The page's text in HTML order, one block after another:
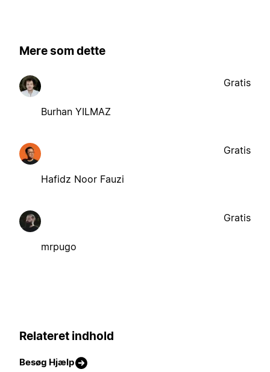
Mere som dette
Burhan YILMAZ
Gratis
Hafidz Noor Fauzi
Gratis
mrpugo
Gratis
Relateret indhold
Besøg Hjælp